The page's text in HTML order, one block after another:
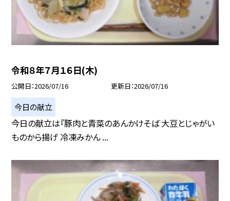
令和８年７月１６日(木)
公開日 2026/07/16 更新日 2026/07/16
今日の献立
今日の献立は『豚肉と青菜のあんかけそば 大豆とじゃがい
ものから揚げ 冷凍みかん ...